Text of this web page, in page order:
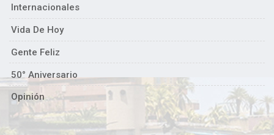
Internacionales
Vida De Hoy
Gente Feliz
50° Aniversario
Opinión